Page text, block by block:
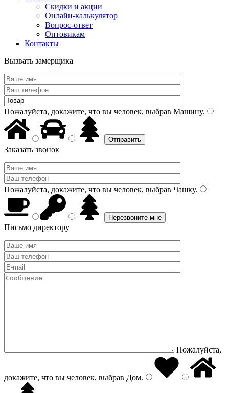
Скидки и акции
Онлайн-калькулятор
Вопрос-ответ
Оптовикам
Контакты
Вызвать замерщика
Пожалуйста, докажите, что вы человек, выбрав Машину.
Заказать звонок
Пожалуйста, докажите, что вы человек, выбрав Чашку.
Письмо директору
Пожалуйста,
докажите, что вы человек, выбрав Дом.